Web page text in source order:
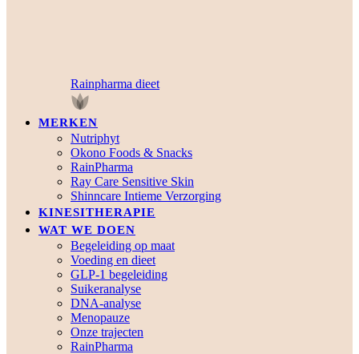
Rainpharma dieet
MERKEN
Nutriphyt
Okono Foods & Snacks
RainPharma
Ray Care Sensitive Skin
Shinncare Intieme Verzorging
KINESITHERAPIE
WAT WE DOEN
Begeleiding op maat
Voeding en dieet
GLP-1 begeleiding
Suikeranalyse
DNA-analyse
Menopauze
Onze trajecten
RainPharma